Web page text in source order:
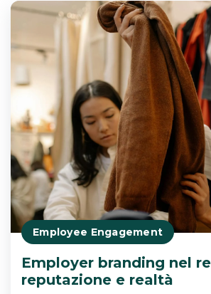
Employee Engagement
Employer branding nel
reputazione e realtà